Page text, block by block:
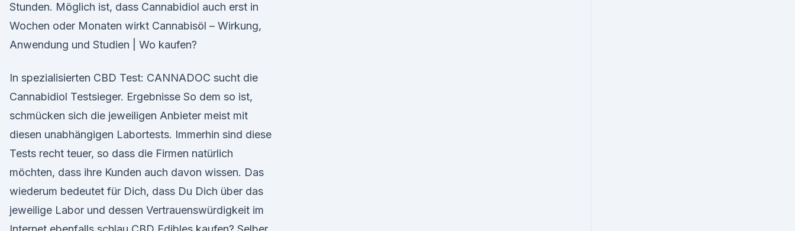
Stunden. Möglich ist, dass Cannabidiol auch erst in
Wochen oder Monaten wirkt Cannabisöl – Wirkung,
Anwendung und Studien | Wo kaufen?
In spezialisierten CBD Test: CANNADOC sucht die
Cannabidiol Testsieger. Ergebnisse So dem so ist,
schmücken sich die jeweiligen Anbieter meist mit
diesen unabhängigen Labortests. Immerhin sind diese
Tests recht teuer, so dass die Firmen natürlich
möchten, dass ihre Kunden auch davon wissen. Das
wiederum bedeutet für Dich, dass Du Dich über das
jeweilige Labor und dessen Vertrauenswürdigkeit im